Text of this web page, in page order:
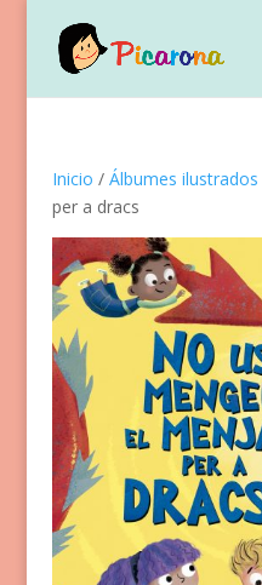
Inicio / Álbumes ilustrados
per a dracs